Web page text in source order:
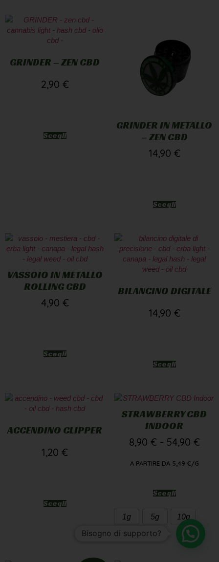
GRINDER – ZEN CBD
2,90 €
Scegli
GRINDER IN METALLO
– ZEN CBD
14,90 €
Scegli
VASSOIO IN METALLO
ROLLING CBD
4,90 €
Scegli
BILANCINO DIGITALE
14,90 €
Scegli
ACCENDINO CLIPPER
1,20 €
Scegli
STRAWBERRY CBD
INDOOR
8,90 € - 54,90 €
A PARTIRE DA 5,49 €/G
Scegli
1g 5g 10g
Bisogno di supporto?